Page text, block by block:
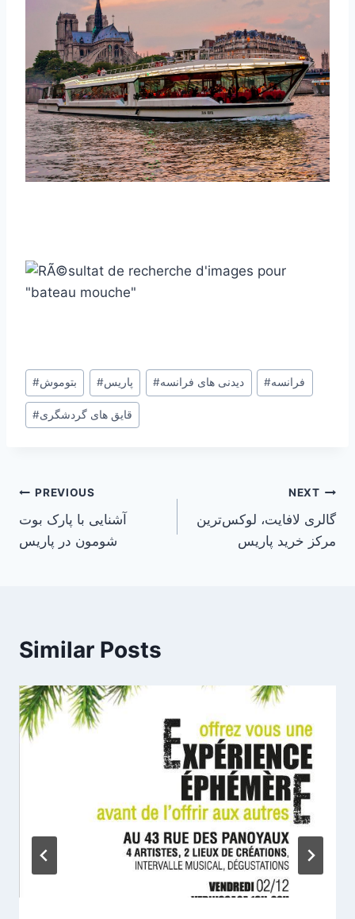
Post
Tags:
#بتوموش #پاریس #دیدنی های فرانسه #فرانسه
#قایق های گردشگری
Post
navigation
PREVIOUS
آشنایی با پارک بوت
شومون در پاریس
NEXT
گالری لافایت، لوکس‌ترین
مرکز خرید پاریس
Similar Posts